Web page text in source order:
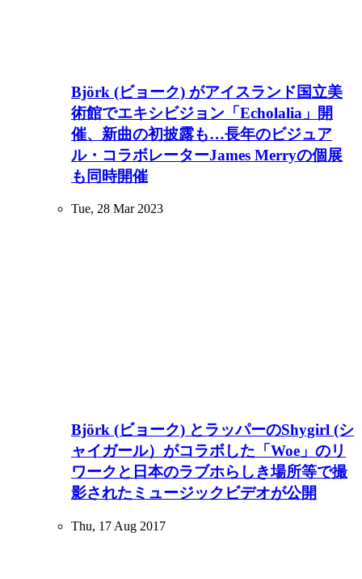
Björk (ビョーク) がアイスランド国立美
術館でエキシビジョン「Echolalia」開
催、新曲の初披露も…長年のビジュア
ル・コラボレーターJames Merryの個展
も同時開催
Tue, 28 Mar 2023
Björk (ビョーク) とラッパーのShygirl (シ
ャイガール）がコラボした「Woe」のリ
ワークと日本のラブホらしき場所等で撮
影されたミュージックビデオが公開
Thu, 17 Aug 2017